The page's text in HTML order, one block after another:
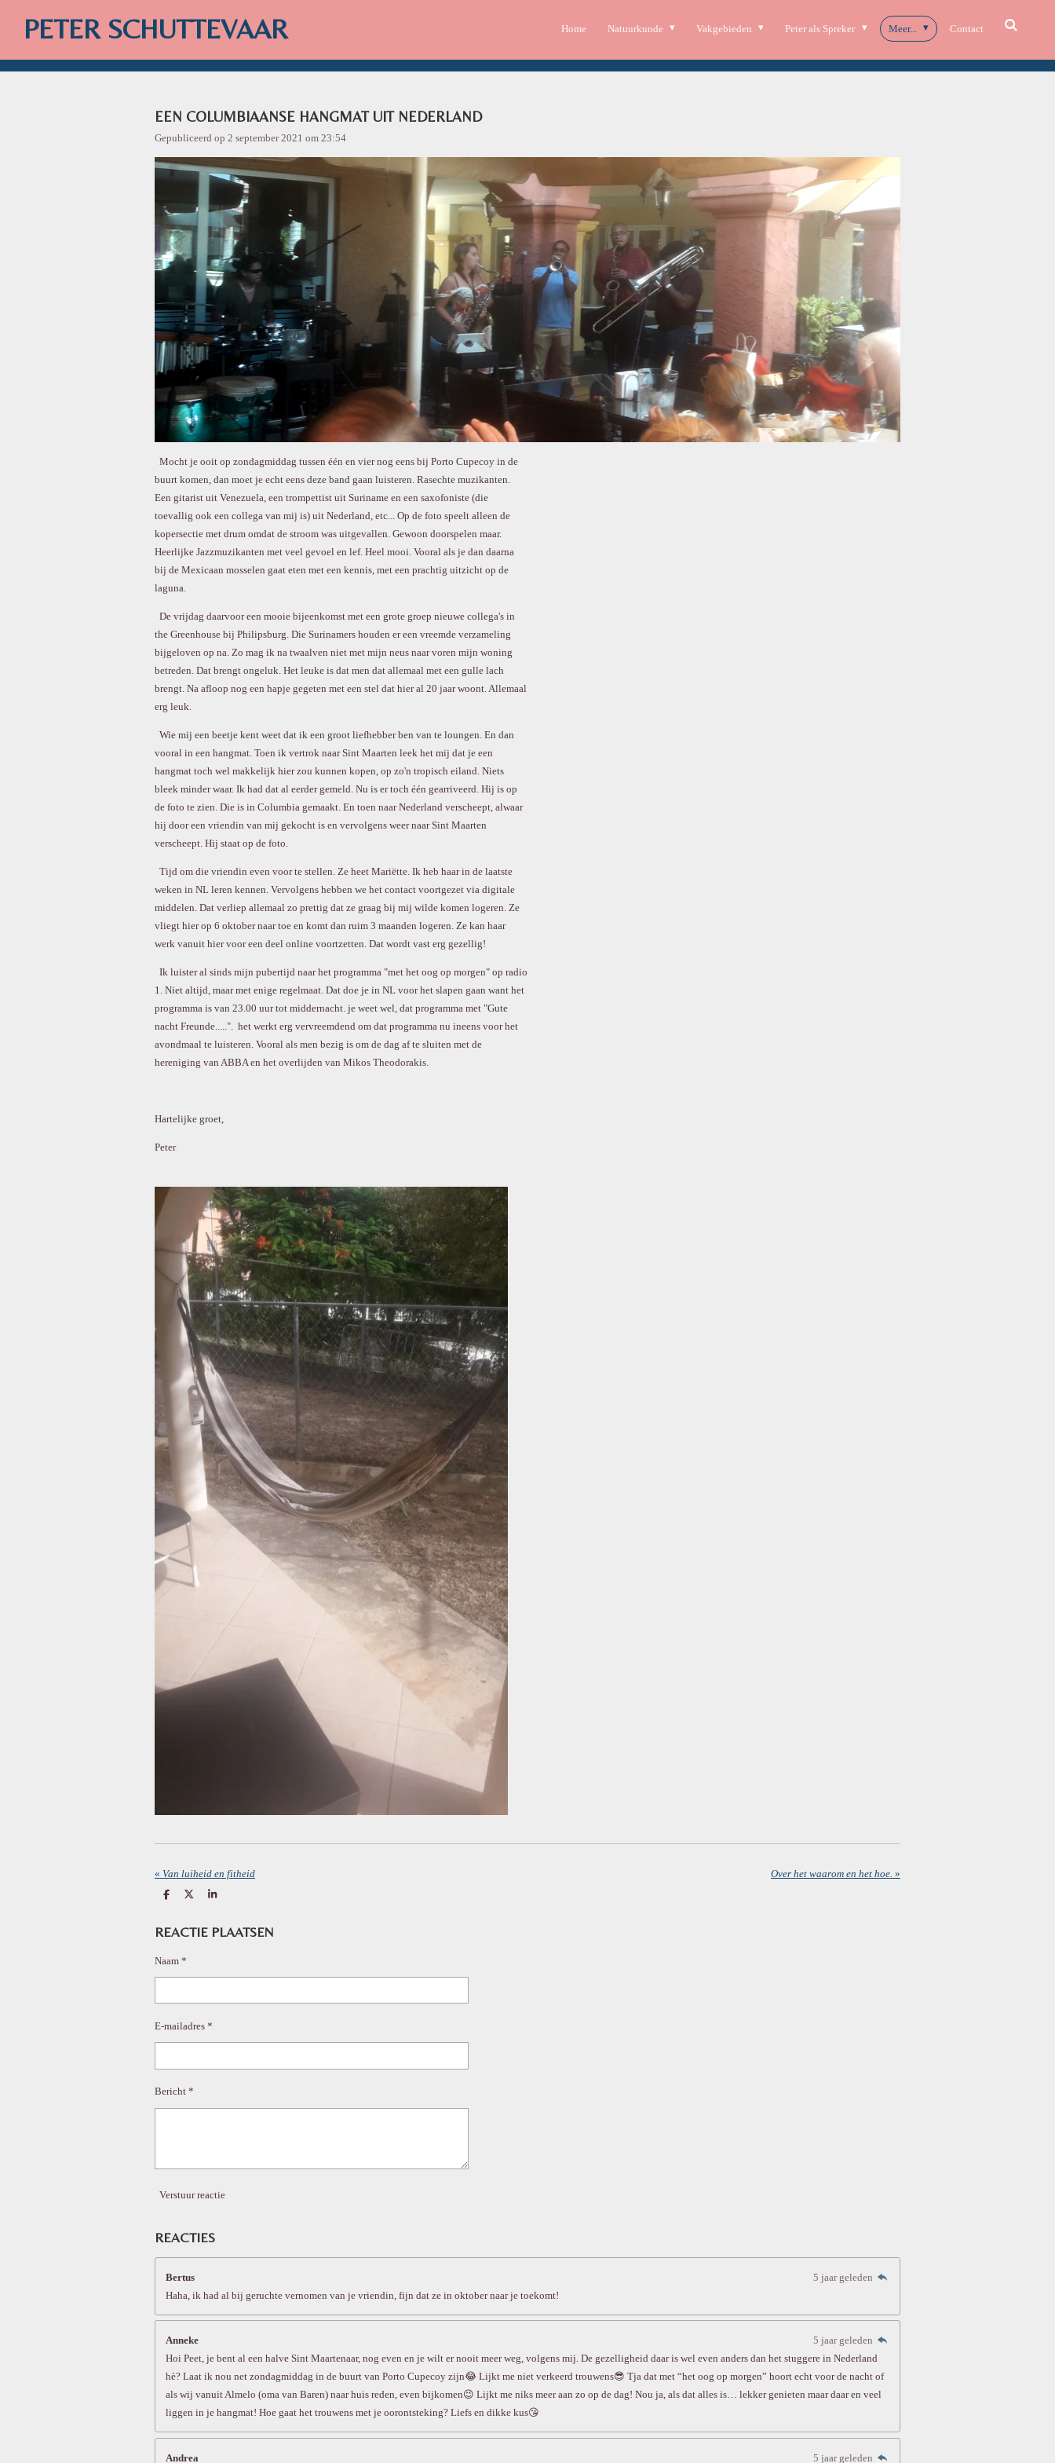
direct
de
PETER SCHUTTEVAAR Home Natuurkunde Vakgebieden Peter als Spreker Meer... Contact
EEN COLUMBIAANSE HANGMAT UIT NEDERLAND
Gepubliceerd op 2 september 2021 om 23:54
Mocht je ooit op zondagmiddag tussen één en vier nog eens bij Porto Cupecoy in de
buurt komen, dan moet je echt eens deze band gaan luisteren. Rasechte muzikanten.
Een gitarist uit Venezuela, een trompettist uit Suriname en een saxofoniste (die
toevallig ook een collega van mij is) uit Nederland, etc... Op de foto speelt alleen de
kopersectie met drum omdat de stroom was uitgevallen. Gewoon doorspelen maar.
Heerlijke Jazzmuzikanten met veel gevoel en lef. Heel mooi. Vooral als je dan daarna
bij de Mexicaan mosselen gaat eten met een kennis, met een prachtig uitzicht op de
laguna.
De vrijdag daarvoor een mooie bijeenkomst met een grote groep nieuwe collega's in
the Greenhouse bij Philipsburg. Die Surinamers houden er een vreemde verzameling
bijgeloven op na. Zo mag ik na twaalven niet met mijn neus naar voren mijn woning
betreden. Dat brengt ongeluk. Het leuke is dat men dat allemaal met een gulle lach
brengt. Na afloop nog een hapje gegeten met een stel dat hier al 20 jaar woont. Allemaal
erg leuk.
Wie mij een beetje kent weet dat ik een groot liefhebber ben van te loungen. En dan
vooral in een hangmat. Toen ik vertrok naar Sint Maarten leek het mij dat je een
hangmat toch wel makkelijk hier zou kunnen kopen, op zo'n tropisch eiland. Niets
bleek minder waar. Ik had dat al eerder gemeld. Nu is er toch één gearriveerd. Hij is op
de foto te zien. Die is in Columbia gemaakt. En toen naar Nederland verscheept, alwaar
hij door een vriendin van mij gekocht is en vervolgens weer naar Sint Maarten
verscheept. Hij staat op de foto.
Tijd om die vriendin even voor te stellen. Ze heet Mariëtte. Ik heb haar in de laatste
weken in NL leren kennen. Vervolgens hebben we het contact voortgezet via digitale
middelen. Dat verliep allemaal zo prettig dat ze graag bij mij wilde komen logeren. Ze
vliegt hier op 6 oktober naar toe en komt dan ruim 3 maanden logeren. Ze kan haar
werk vanuit hier voor een deel online voortzetten. Dat wordt vast erg gezellig!
Ik luister al sinds mijn pubertijd naar het programma "met het oog op morgen" op radio
1. Niet altijd, maar met enige regelmaat. Dat doe je in NL voor het slapen gaan want het
programma is van 23.00 uur tot middernacht. je weet wel, dat programma met "Gute
nacht Freunde.....". het werkt erg vervreemdend om dat programma nu ineens voor het
avondmaal te luisteren. Vooral als men bezig is om de dag af te sluiten met de
hereniging van ABBA en het overlijden van Mikos Theodorakis.
Hartelijke groet,
Peter
« Van luiheid en fitheid Over het waarom en het hoe. »
D
e
n
D
l
S
r
e
REACTIE PLAATSEN
Naam *
E-mailadres *
Bericht *
Verstuur reactie
REACTIES
Bertus
5 jaar geleden
Haha, ik had al bij geruchte vernomen van je vriendin, fijn dat ze in oktober naar je toekomt!
Anneke
5 jaar geleden
Hoi Peet, je bent al een halve Sint Maartenaar, nog even en je wilt er nooit meer weg, volgens mij. De gezelligheid daar is wel even anders dan het stuggere in Nederland
hè? Laat ik nou net zondagmiddag in de buurt van Porto Cupecoy zijn😂 Lijkt me niet verkeerd trouwens😎 Tja dat met “het oog op morgen” hoort echt voor de nacht of
als wij vanuit Almelo (oma van Baren) naar huis reden, even bijkomen😉 Lijkt me niks meer aan zo op de dag! Nou ja, als dat alles is… lekker genieten maar daar en veel
liggen in je hangmat! Hoe gaat het trouwens met je oorontsteking? Liefs en dikke kus😘
Andrea 5 jaar geleden